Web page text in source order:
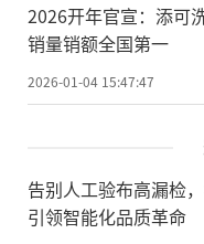
2026开年官宣：添可
销量销额全国第一
2026-01-04 15:47:47
告别人工验布高漏检
引领智能化品质革命